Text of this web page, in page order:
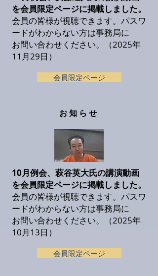
を会員限定ページに掲載しました。
会員の皆様が視聴できます。パスワ
ードがわからない方は事務局に
お問い合わせください。（2025年
11月29日）
会員限定ページ
お知らせ
10月例会、萩谷英大氏の講演動画
を会員限定ページに掲載しました。
会員の皆様が視聴できます。パスワ
ードがわからない方は事務局に
お問い合わせください。（2025年
10月13日）
会員限定ページ